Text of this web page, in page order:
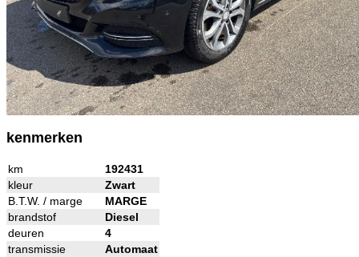
kenmerken
km
192431
kleur
Zwart
B.T.W. / marge
MARGE
brandstof
Diesel
deuren
4
transmissie
Automaat